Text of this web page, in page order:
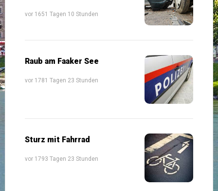
vor 1651 Tagen 10 Stunden
Raub am Faaker See
vor 1781 Tagen 23 Stunden
Sturz mit Fahrrad
vor 1793 Tagen 23 Stunden